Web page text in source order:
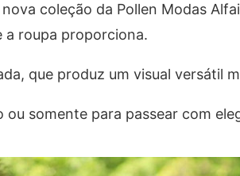
coleção da Pollen Modas
a roupa proporciona.
que produz um visual versátil
somente para passear com